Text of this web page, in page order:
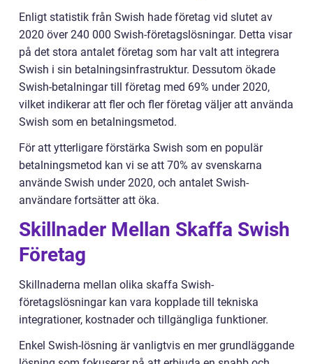
Enligt statistik från Swish hade företag vid slutet av
2020 över 240 000 Swish-företagslösningar. Detta visar
på det stora antalet företag som har valt att integrera
Swish i sin betalningsinfrastruktur. Dessutom ökade
Swish-betalningar till företag med 69% under 2020,
vilket indikerar att fler och fler företag väljer att använda
Swish som en betalningsmetod.
För att ytterligare förstärka Swish som en populär
betalningsmetod kan vi se att 70% av svenskarna
använde Swish under 2020, och antalet Swish-
användare fortsätter att öka.
Skillnader Mellan Skaffa Swish
Företag
Skillnaderna mellan olika skaffa Swish-
företagslösningar kan vara kopplade till tekniska
integrationer, kostnader och tillgängliga funktioner.
Enkel Swish-lösning är vanligtvis en mer grundläggande